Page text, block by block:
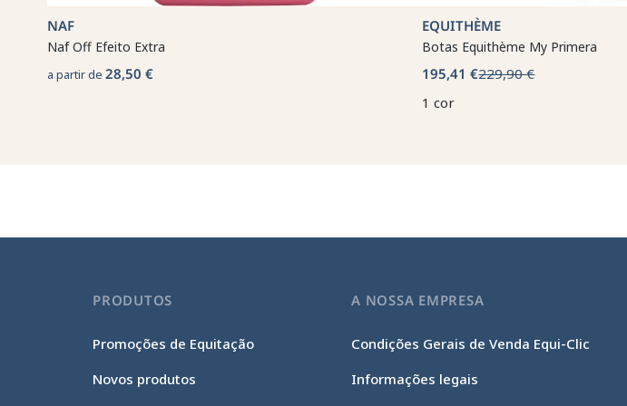
NAF
Naf Off Efeito Extra
a partir de28,50 €
EQUITHÈME
Botas Equithème My Primera
195,41 €229,90 €
1 cor
PRODUTOS
Promoções de Equitação
Novos produtos
A NOSSA EMPRESA
Condições Gerais de Venda Equi-Clic
Informações legais